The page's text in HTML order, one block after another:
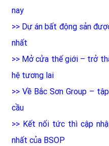
nay
>> Dự án bất động sản
nhất
>> Mở cửa thế giới – trở
hệ tương lai
>> Về Bắc Sơn Group –
cầu
>> Kết nối tức thì cập
nhất của BSOP